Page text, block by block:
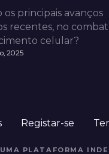
os principais avanços
recentes, no
celular?
2025
Registar-se
PLATAFORMA